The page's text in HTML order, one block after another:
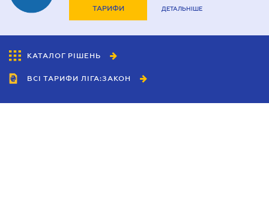
ТАРИФИ ДЕТАЛЬНІШЕ
КАТАЛОГ РІШЕНЬ
ВСІ ТАРИФИ ЛІГА:ЗАКОН